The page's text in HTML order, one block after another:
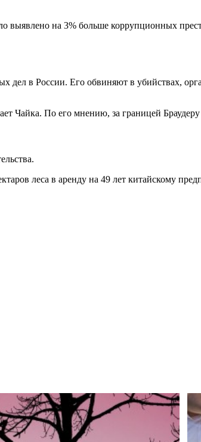
выявлено на 3% больше коррупционных
дел в России. Его обвиняют в убийствах,
Чайка. По его мнению, за границей
леса в аренду на 49 лет китайскому